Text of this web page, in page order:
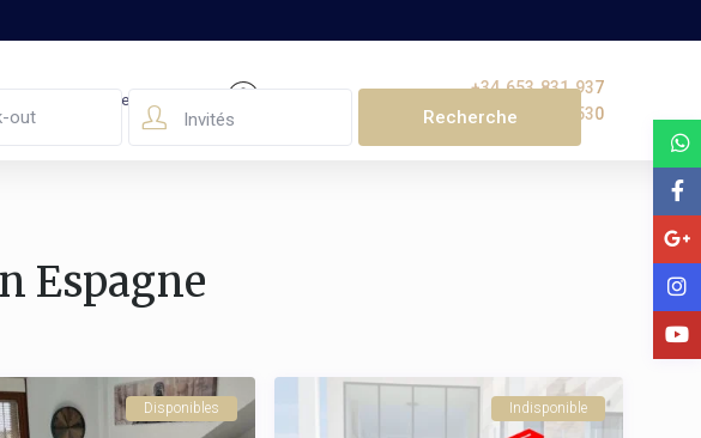
Nous Contacter
+34 653 831 937
+32 477 210 530
Invités
Espagne
Disponibles Indisponible